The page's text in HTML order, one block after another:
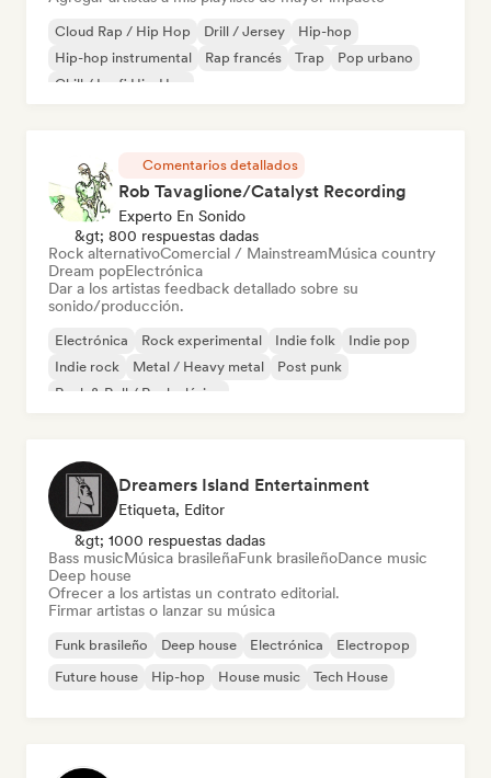
Cloud Rap / Hip Hop Drill / Jersey
Hip-hop
Hip-hop instrumental
Rap francés Trap
Pop urbano
Chill / Lo-fi Hip-Hop
Comentarios detallados
Rob Tavaglione/Catalyst Recording
Experto En Sonido
&gt; 800 respuestas dadas
Rock alternativoComercial / MainstreamMúsica country
Dream popElectrónica
Dar a los artistas feedback detallado sobre su
sonido/producción.
Electrónica Rock experimental Indie folk
Indie pop
Indie rock
Metal / Heavy metal
Post punk
Rock & Roll / Rock clásico
Dreamers Island Entertainment
Etiqueta, Editor
&gt; 1000 respuestas dadas
Bass musicMúsica brasileñaFunk brasileñoDance music
Deep house
Ofrecer a los artistas un contrato editorial.
Firmar artistas o lanzar su música
Funk brasileño Deep house Electrónica
Electropop
Future house
Hip-hop House music Tech House